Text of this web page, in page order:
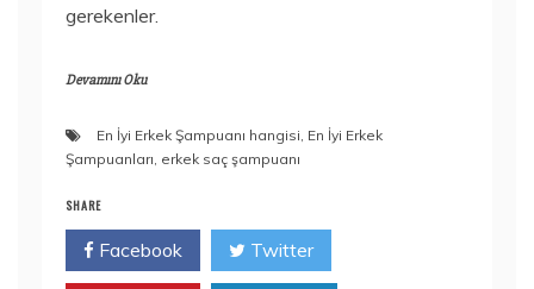
gerekenler.
Devamını Oku
En İyi Erkek Şampuanı hangisi En İyi Erkek
Şampuanları erkek saç şampuanı
SHARE
Facebook Twitter